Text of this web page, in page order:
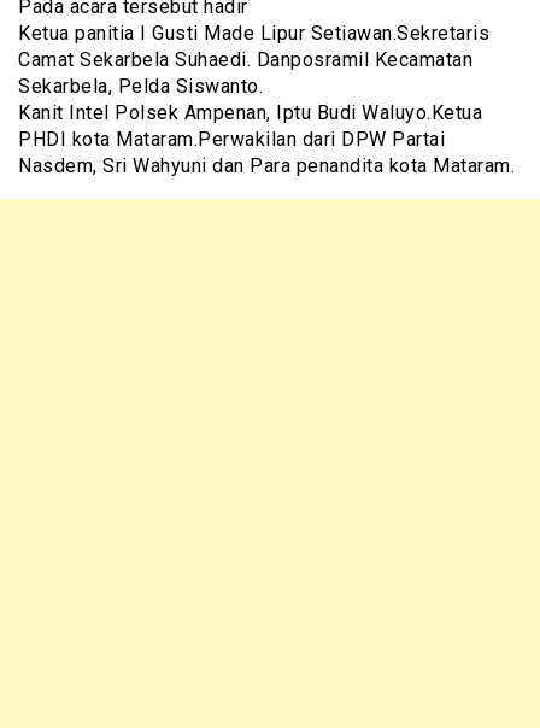
Pada acara tersebut hadir
Ketua panitia I Gusti Made Lipur Setiawan.Sekretaris
Camat Sekarbela Suhaedi. Danposramil Kecamatan
Sekarbela, Pelda Siswanto.
Kanit Intel Polsek Ampenan, Iptu Budi Waluyo.Ketua
PHDI kota Mataram.Perwakilan dari DPW Partai
Nasdem, Sri Wahyuni dan Para penandita kota Mataram.